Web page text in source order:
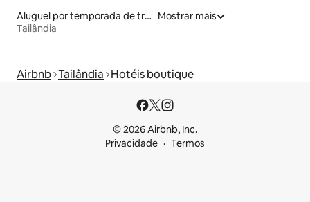
Aluguel por temporada de trailers
Tailândia
Mostrar mais
Airbnb Tailândia Hotéis boutique
© 2026 Airbnb, Inc.
Privacidade
Termos